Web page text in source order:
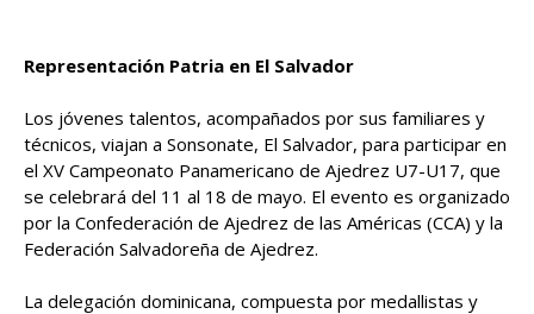
Representación Patria en El Salvador
Los jóvenes talentos, acompañados por sus familiares y
técnicos, viajan a Sonsonate, El Salvador, para participar en
el XV Campeonato Panamericano de Ajedrez U7-U17, que
se celebrará del 11 al 18 de mayo. El evento es organizado
por la Confederación de Ajedrez de las Américas (CCA) y la
Federación Salvadoreña de Ajedrez.
La delegación dominicana, compuesta por medallistas y